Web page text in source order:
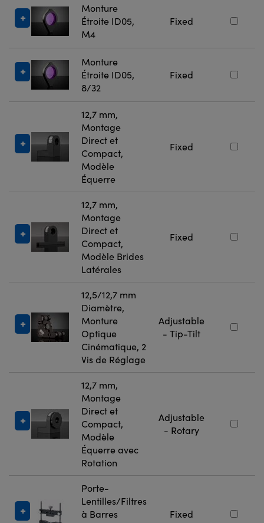
Monture
Étroite ID05,
M4
Fixed
Monture
Étroite ID05,
8/32
Fixed
12,7 mm,
Montage
Direct et
Compact,
Modèle
Équerre
Fixed
12,7 mm,
Montage
Direct et
Compact,
Modèle Brides
Latérales
Fixed
12,5/12,7 mm
Diamètre,
Monture
Optique
Cinématique, 2
Vis de Réglage
Adjustable
- Tip-Tilt
12,7 mm,
Montage
Direct et
Compact,
Modèle
Équerre avec
Rotation
Adjustable
- Rotary
Porte-
Lentilles/Filtres
à Barres
Fixed